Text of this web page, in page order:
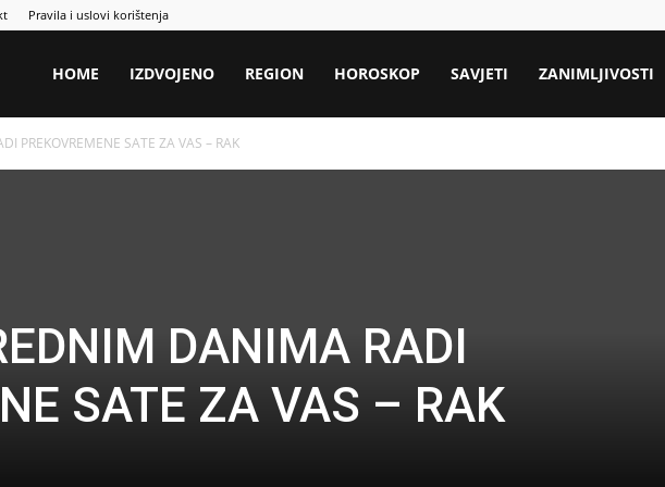
Pravila i uslovi korištenja
HOME IZDVOJENO REGION HOROSKOP SAVJETI ZANIMLJIVOSTI
PREKOVREMENE SATE ZA VAS – RAK
DANIMA RADI
SATE ZA VAS – RAK